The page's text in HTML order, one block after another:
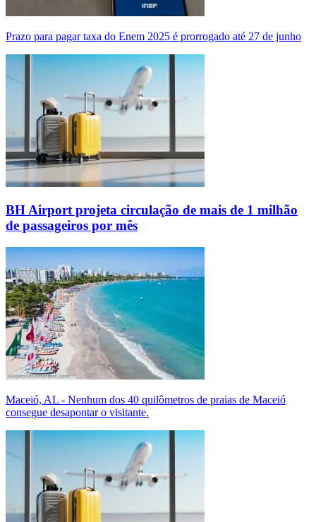
Prazo para pagar taxa do Enem 2025 é prorrogado até 27 de junho
BH Airport projeta circulação de mais de 1 milhão
de passageiros por mês
Maceió, AL - Nenhum dos 40 quilômetros de praias de Maceió
consegue desapontar o visitante.